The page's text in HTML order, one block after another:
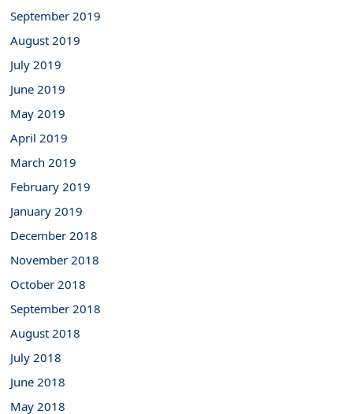
September 2019
August 2019
July 2019
June 2019
May 2019
April 2019
March 2019
February 2019
January 2019
December 2018
November 2018
October 2018
September 2018
August 2018
July 2018
June 2018
May 2018